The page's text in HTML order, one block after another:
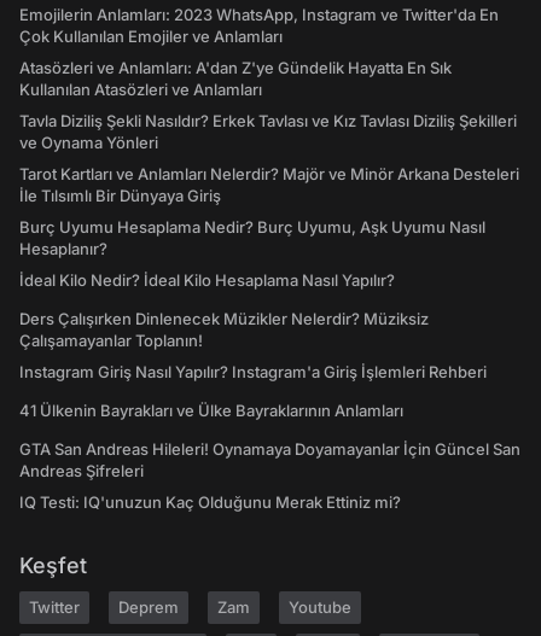
Emojilerin Anlamları: 2023 WhatsApp, Instagram ve Twitter'da En
Çok Kullanılan Emojiler ve Anlamları
Atasözleri ve Anlamları: A'dan Z'ye Gündelik Hayatta En Sık
Kullanılan Atasözleri ve Anlamları
Tavla Diziliş Şekli Nasıldır? Erkek Tavlası ve Kız Tavlası Diziliş Şekilleri
ve Oynama Yönleri
Tarot Kartları ve Anlamları Nelerdir? Majör ve Minör Arkana Desteleri
İle Tılsımlı Bir Dünyaya Giriş
Burç Uyumu Hesaplama Nedir? Burç Uyumu, Aşk Uyumu Nasıl
Hesaplanır?
İdeal Kilo Nedir? İdeal Kilo Hesaplama Nasıl Yapılır?
Ders Çalışırken Dinlenecek Müzikler Nelerdir? Müziksiz
Çalışamayanlar Toplanın!
Instagram Giriş Nasıl Yapılır? Instagram'a Giriş İşlemleri Rehberi
41 Ülkenin Bayrakları ve Ülke Bayraklarının Anlamları
GTA San Andreas Hileleri! Oynamaya Doyamayanlar İçin Güncel San
Andreas Şifreleri
IQ Testi: IQ'unuzun Kaç Olduğunu Merak Ettiniz mi?
Keşfet
Twitter Deprem Zam Youtube